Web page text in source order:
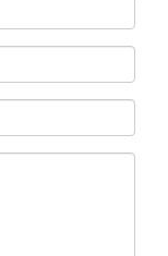
N.º 1 EN